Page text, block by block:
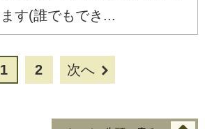
ます(誰でもでき...
1 2 次へ